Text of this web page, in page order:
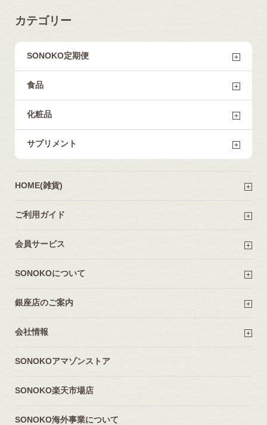
カテゴリー
SONOKO定期便
食品
化粧品
サプリメント
HOME(雑貨)
ご利用ガイド
会員サービス
SONOKOについて
銀座店のご案内
会社情報
SONOKOアマゾンストア
SONOKO楽天市場店
SONOKO海外事業について